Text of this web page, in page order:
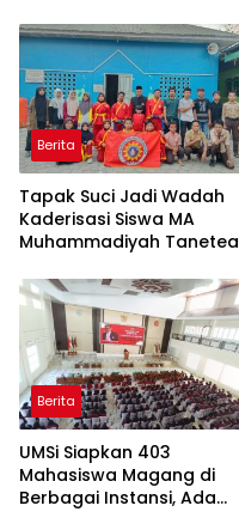
Berita
Tapak Suci Jadi Wadah
Kaderisasi Siswa MA
Muhammadiyah Tanetea
Berita
UMSi Siapkan 403
Mahasiswa Magang di
Berbagai Instansi, Ada